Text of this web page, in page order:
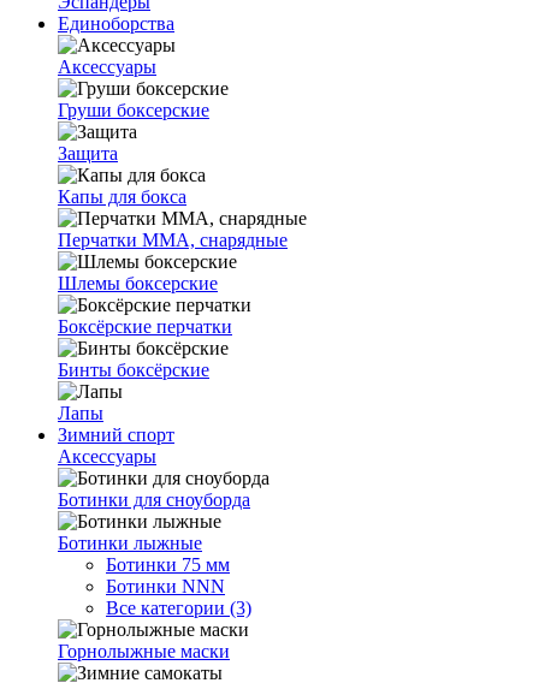
Единоборства
Аксессуары
Груши боксерские
Защита
Капы для бокса
Перчатки ММА, снарядные
Шлемы боксерские
Боксёрские перчатки
Бинты боксёрские
Лапы
Зимний спорт
Аксессуары
Ботинки для сноуборда
Ботинки лыжные
Ботинки 75 мм
Ботинки NNN
Все категории (3)
Горнолыжные маски